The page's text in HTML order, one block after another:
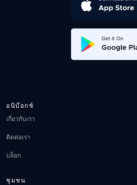
อนิบ๊อกช์
เกี่ยวกับเรา
ติดต่อเรา
บล็อก
ชุมชน